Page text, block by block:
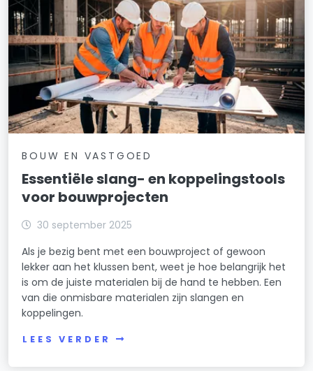
BOUW EN VASTGOED
Essentiële slang- en koppelingstools
voor bouwprojecten
30 september 2025
Als je bezig bent met een bouwproject of gewoon
lekker aan het klussen bent, weet je hoe belangrijk het
is om de juiste materialen bij de hand te hebben. Een
van die onmisbare materialen zijn slangen en
koppelingen.
LEES VERDER